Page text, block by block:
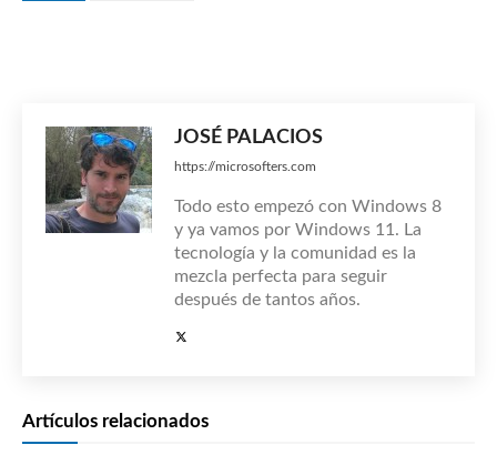
JOSÉ PALACIOS
https://microsofters.com
Todo esto empezó con Windows 8
y ya vamos por Windows 11. La
tecnología y la comunidad es la
mezcla perfecta para seguir
después de tantos años.
Artículos relacionados